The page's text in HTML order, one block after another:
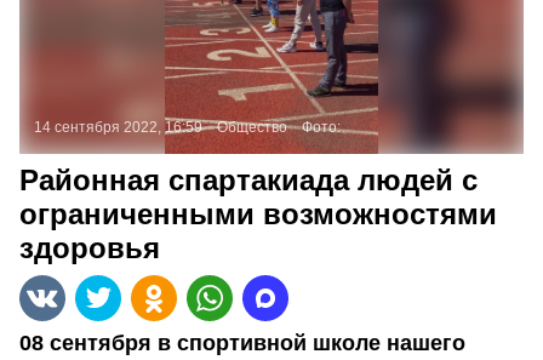
14 сентября 2022, 16:59 Общество Фото:
Районная спартакиада людей с
ограниченными возможностями
здоровья
08 сентября в спортивной школе нашего